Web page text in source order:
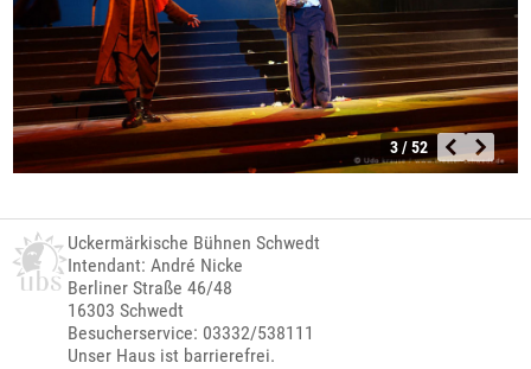
3 / 52
Uckermärkische Bühnen Schwedt
Intendant: André Nicke
Berliner Straße 46/48
16303 Schwedt
Besucherservice: 03332/538111
Unser Haus ist barrierefrei.